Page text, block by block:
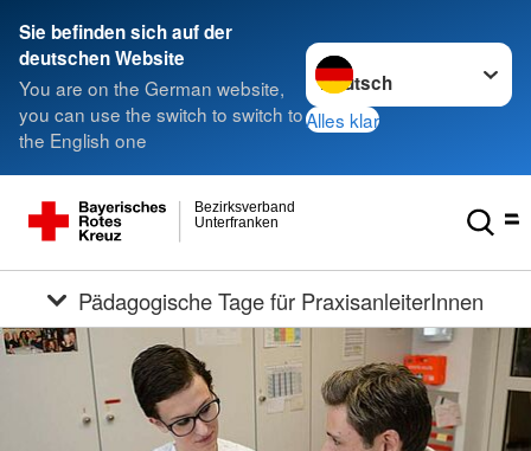
Sie befinden sich auf der
deutschen Website
You are on the German website,
you can use the switch to switch to
the English one
Sprache wechseln zu
Alles klar
Unterfranken
Bezirksverband
Pädagogische Tage für PraxisanleiterInnen